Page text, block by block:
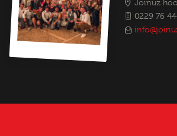
Joinuz
0229 76